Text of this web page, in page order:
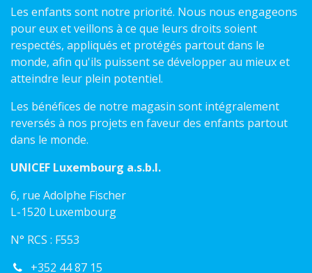
Les enfants sont notre priorité. Nous nous engageons
pour eux et veillons à ce que leurs droits soient
respectés, appliqués et protégés partout dans le
monde, afin qu'ils puissent se développer au mieux et
atteindre leur plein potentiel.
Les bénéfices de notre magasin sont intégralement
reversés à nos projets en faveur des enfants partout
dans le monde.
UNICEF Luxembourg a.s.b.l.
6, rue Adolphe Fischer
L-1520 Luxembourg
N° RCS : F553
+352 44 87 15